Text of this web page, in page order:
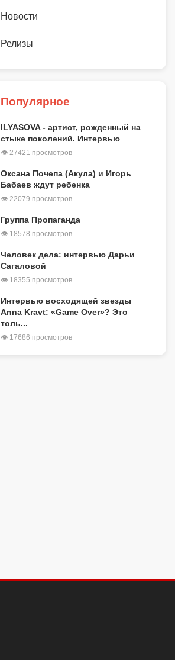
Новости
Релизы
Популярное
ILYASOVA - артист, рожденный на
стыке поколений. Интервью
👁 27421 просмотров
Оксана Почепа (Акула) и Игорь
Бабаев ждут ребенка
👁 22079 просмотров
Группа Пропаганда
👁 18578 просмотров
Человек дела: интервью Дарьи
Сагаловой
👁 18355 просмотров
Интервью восходящей звезды
Anna Kravt: «Game Over»? Это
толь...
👁 17686 просмотров